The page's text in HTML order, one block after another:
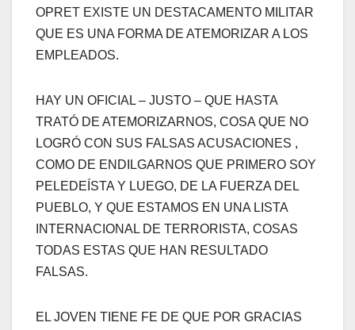
OPRET EXISTE UN DESTACAMENTO MILITAR
QUE ES UNA FORMA DE ATEMORIZAR A LOS
EMPLEADOS.
HAY UN OFICIAL – JUSTO – QUE HASTA
TRATÓ DE ATEMORIZARNOS, COSA QUE NO
LOGRÓ CON SUS FALSAS ACUSACIONES ,
COMO DE ENDILGARNOS QUE PRIMERO SOY
PELEDEÍSTA Y LUEGO, DE LA FUERZA DEL
PUEBLO, Y QUE ESTAMOS EN UNA LISTA
INTERNACIONAL DE TERRORISTA, COSAS
TODAS ESTAS QUE HAN RESULTADO
FALSAS.
EL JOVEN TIENE FE DE QUE POR GRACIAS